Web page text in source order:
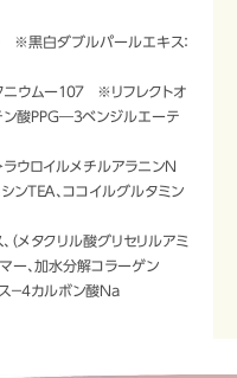
※黒白ダブルパールエキス：
ウムー１０７ ※リフレクトオ
ン酸PPG―３ベンジルエーテ
ラウロイルメチルアラニンＮ
ＴＥＡ、ココイルグルタミン
（メタクリル酸グリセリルアミ
マー、加水分解コラーゲン
－4カルボン酸Na